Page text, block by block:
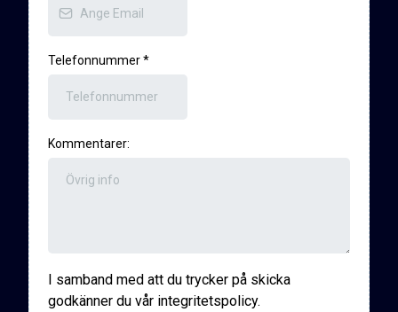
Telefonnummer*
Kommentarer:
I samband med att du trycker på skicka
godkänner du vår integritetspolicy.